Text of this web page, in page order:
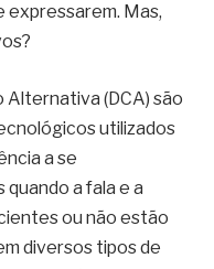
expressarem. Mas,
Alternativa (DCA) são
utilizados
a se
quando a fala e a
ou não estão
diversos tipos de